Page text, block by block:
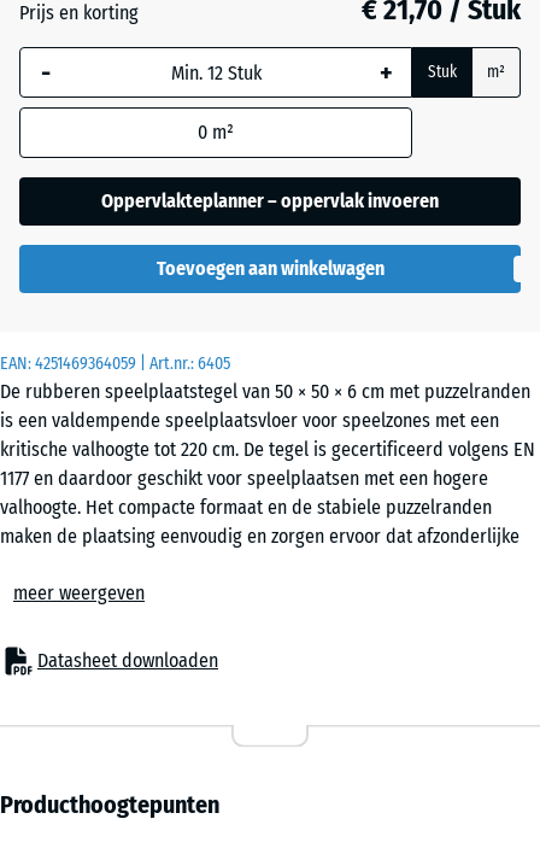
EAN:4251469364059 | Art.nr.:6405
De rubberen speelplaatstegel van 50 × 50 × 6 cm met puzzelranden
is een valdempende speelplaatsvloer voor speelzones met een
kritische valhoogte tot 220 cm. De tegel is gecertificeerd volgens EN
1177 en daardoor geschikt voor speelplaatsen met een hogere
valhoogte. Het compacte formaat en de stabiele puzzelranden
maken de plaatsing eenvoudig en zorgen ervoor dat afzonderlijke
Toepassingsgebieden
kinderen beschermd moeten worden bij valhoogtes tot 220 cm.
Typische toepassingen zijn hogere speeltoestellen en meer
touwklimstructuren, gecombineerde speelinstallaties of boulder- en
recreatieve speelzones.
Opbouw en materiaal
meer weergeven
Datasheet downloaden
Prijs en korting € 21,70 / Stuk
- + Stuk m²
0 m²
Oppervlakteplanner – oppervlak invoeren
Toevoegen aan winkelwagen
Producthoogtepunten